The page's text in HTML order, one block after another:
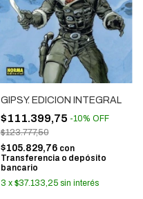
GIPSY. EDICION INTEGRAL
$111.399,75 -10% OFF
$123.777,50
$105.829,76 con
Transferencia o depósito
bancario
3 x $37.133,25 sin interés